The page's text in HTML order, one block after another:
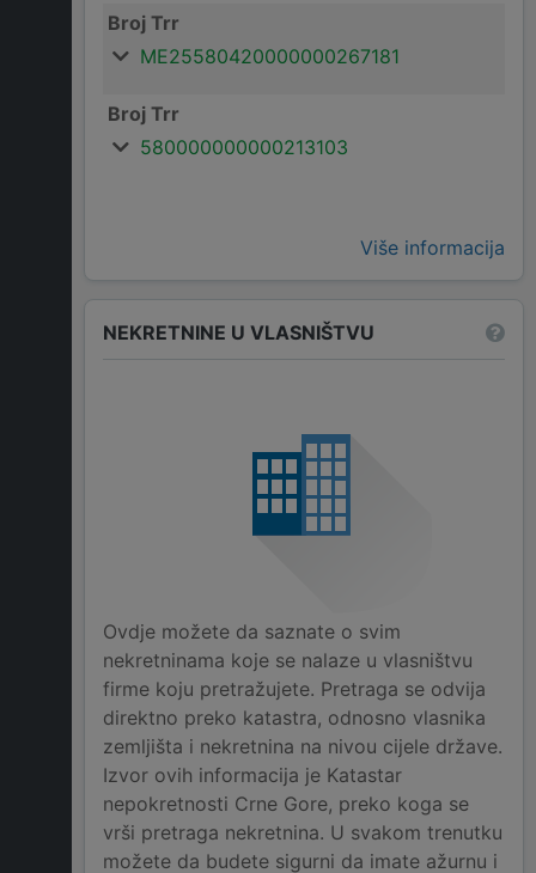
Broj Trr
ME25580420000000267181
Broj Trr
580000000000213103
Više informacija
NEKRETNINE U VLASNIŠTVU
Ovdje možete da saznate o svim
nekretninama koje se nalaze u vlasništvu
firme koju pretražujete. Pretraga se odvija
direktno preko katastra, odnosno vlasnika
zemljišta i nekretnina na nivou cijele države.
Izvor ovih informacija je Katastar
nepokretnosti Crne Gore, preko koga se
vrši pretraga nekretnina. U svakom trenutku
možete da budete sigurni da imate ažurnu i